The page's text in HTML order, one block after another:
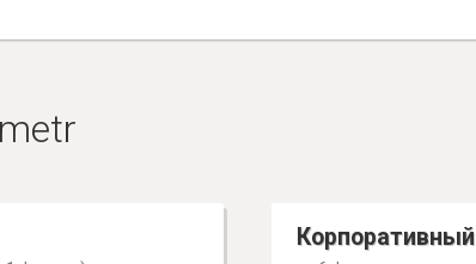
Корпоративный